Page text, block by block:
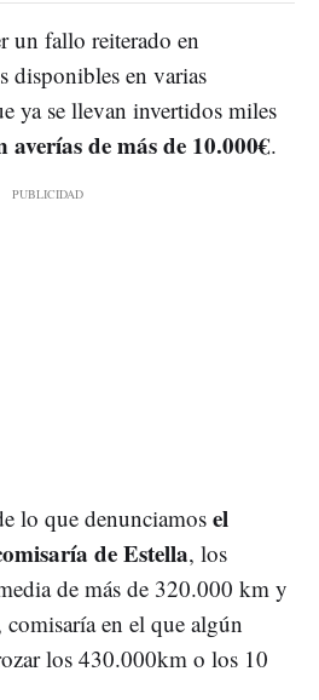
un fallo reiterado en
disponibles en varias
ya se llevan invertidos miles
averías de más de 10.000€.
lo que denunciamos el
de Estella, los
de más de 320.000 km y
en el que algún
los 430.000km o los 10